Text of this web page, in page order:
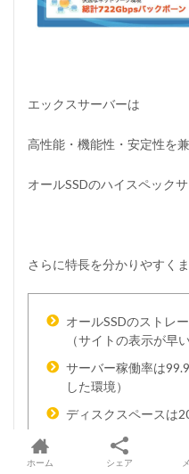
エックスサーバーは
高性能・機能性・安定性を
オールSSDのハイスペックサ
さらに特長を分かりやすく
オールSSDのストレ
（サイトの表示が早い
サーバー稼働率は
した環境）
ディスクスペースは
初心者にも非常にわ
（マニュアルも充実）
ホーム シェア